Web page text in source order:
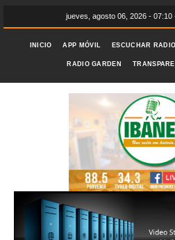
jueves, agosto 06, 2026 - 07:10
INICIO APP MÓVIL ESCUCHAR
RADIO GARDEN